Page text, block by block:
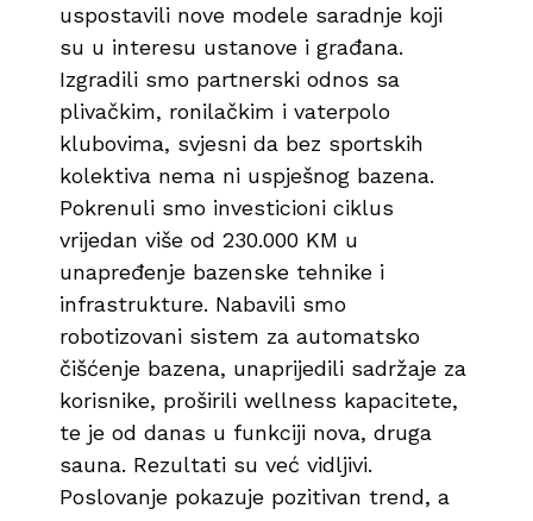
uspostavili nove modele saradnje koji
su u interesu ustanove i građana.
Izgradili smo partnerski odnos sa
plivačkim, ronilačkim i vaterpolo
klubovima, svjesni da bez sportskih
kolektiva nema ni uspješnog bazena.
Pokrenuli smo investicioni ciklus
vrijedan više od 230.000 KM u
unapređenje bazenske tehnike i
infrastrukture. Nabavili smo
robotizovani sistem za automatsko
čišćenje bazena, unaprijedili sadržaje za
korisnike, proširili wellness kapacitete,
te je od danas u funkciji nova, druga
sauna. Rezultati su već vidljivi.
Poslovanje pokazuje pozitivan trend, a